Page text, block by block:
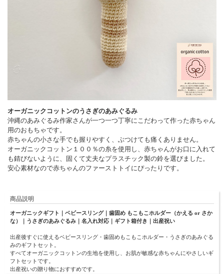
オーガニックコットンのうさぎのあみぐるみ
沖縄のあみぐるみ作家さんが一つ一つ丁寧にこだわって作った赤ちゃん
用のおもちゃです。
赤ちゃんの小さな手でも握りやすく、ぶつけても痛くありません。
オーガニックコットン１００％の糸を使用し、赤ちゃんがお口に入れて
も錆びないように、固くて丈夫なプラスチック製の鈴を選びました。
安心素材なので赤ちゃんのファーストトイにぴったりです。
商品説明
オーガニックギフト｜ベビースリング｜歯固め もこもこホルダー（かえる or さか
な）｜うさぎのあみぐるみ｜名入れ対応｜ギフト箱付き｜出産祝い
出産後すぐに使えるベビースリング・歯固めもこもこホルダー・うさぎのあみぐる
みのギフトセット。
すべてオーガニックコットンの生地を使用し、お肌が敏感な赤ちゃんにやさしいギ
フトセットです。
出産祝いの贈り物におすすめです。